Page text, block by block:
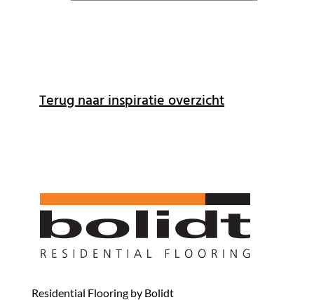
Terug naar inspiratie overzicht
Residential Flooring by Bolidt